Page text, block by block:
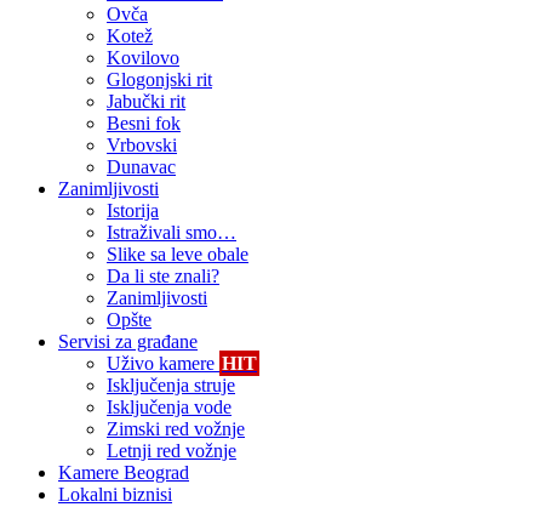
Ovča
Kotež
Kovilovo
Glogonjski rit
Jabučki rit
Besni fok
Vrbovski
Dunavac
Zanimljivosti
Istorija
Istraživali smo…
Slike sa leve obale
Da li ste znali?
Zanimljivosti
Opšte
Servisi za građane
Uživo kamere HIT
Isključenja struje
Isključenja vode
Zimski red vožnje
Letnji red vožnje
Kamere Beograd
Lokalni biznisi